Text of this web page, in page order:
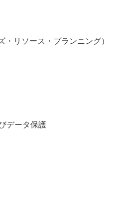
・リソース・プランニング）
データ保護